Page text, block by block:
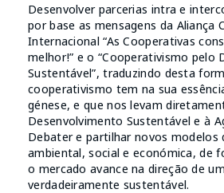
Desenvolver parcerias intra e
por base as mensagens da Aliança
Internacional “As Cooperativas
melhor!” e o “Cooperativismo pelo
Sustentável”, traduzindo desta
cooperativismo tem na sua
génese, e que nos levam
Desenvolvimento Sustentável e à
Debater e partilhar novos modelos
ambiental, social e económica, de
o mercado avance na direção de
verdadeiramente sustentável.